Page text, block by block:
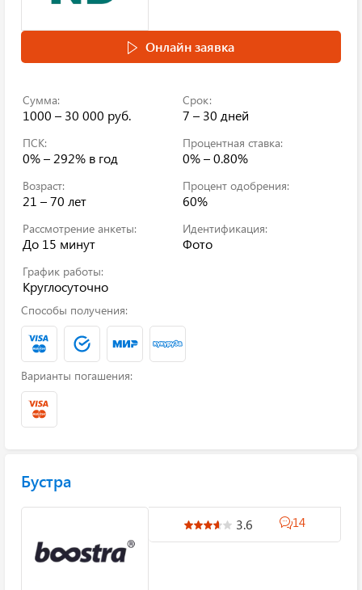
Онлайн заявка
Сумма:
1000 – 30 000 руб.
Срок:
7 – 30 дней
ПСК:
0% – 292% в год
Процентная ставка:
0% – 0.80%
Возраст:
21 – 70 лет
Процент одобрения:
60%
Рассмотрение анкеты:
До 15 минут
Идентификация:
Фото
График работы:
Круглосуточно
Способы получения:
Варианты погашения:
Бустра
3.6 14